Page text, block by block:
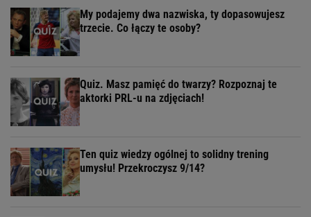
My podajemy dwa nazwiska, ty dopasowujesz
trzecie. Co łączy te osoby?
Quiz. Masz pamięć do twarzy? Rozpoznaj te
aktorki PRL-u na zdjęciach!
Ten quiz wiedzy ogólnej to solidny trening
umysłu! Przekroczysz 9/14?